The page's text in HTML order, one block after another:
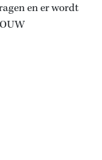
en er wordt